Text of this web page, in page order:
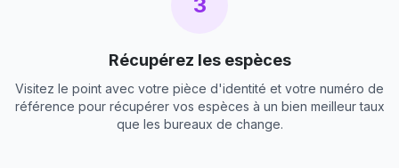
Récupérez les espèces
Visitez le point avec votre pièce d'identité et votre numéro de
référence pour récupérer vos espèces à un bien meilleur taux
que les bureaux de change.